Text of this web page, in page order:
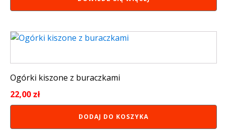
Ogórki kiszone z buraczkami
22,00 zł
DODAJ DO KOSZYKA